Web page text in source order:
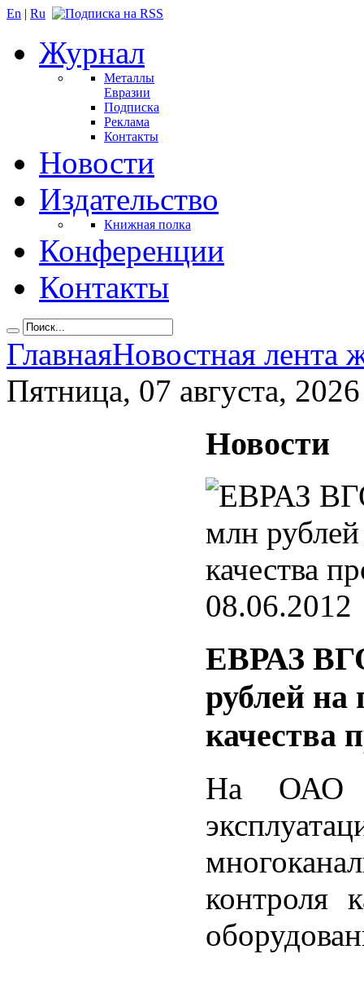
En | Ru
Журнал
Металлы
Евразии
Подписка
Реклама
Контакты
Новости
Издательство
Книжная полка
Конференции
Контакты
ГлавнаяНовостная лента
Пятница, 07 августа, 2026
Новости
08.06.2012
ЕВРАЗ
рублей
качества
На ОАО
контроля